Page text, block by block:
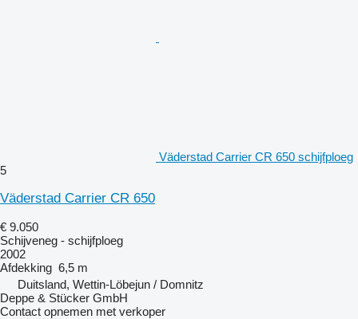
Väderstad Carrier CR 650 schijfploeg
5
Väderstad Carrier CR 650
€ 9.050
Schijveneg - schijfploeg
2002
Afdekking 6,5 m
Duitsland, Wettin-Löbejun / Domnitz
Deppe & Stücker GmbH
Contact opnemen met verkoper